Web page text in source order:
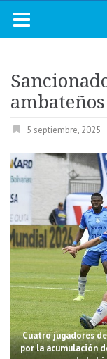
ambateños
5 septiembre, 2025
Cuatro jugadores
por la acumulación